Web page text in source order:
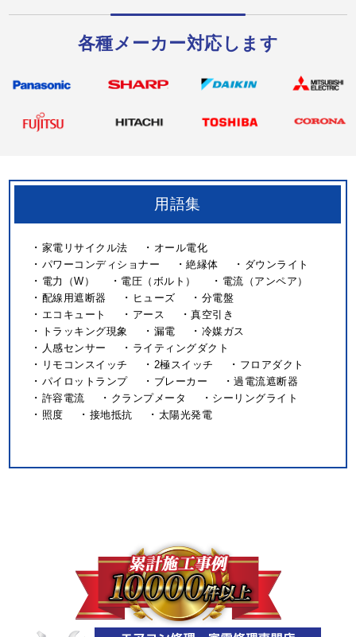
各種メーカー対応します
用語集
家電リサイクル法
オール電化
パワーコンディショナー
絶縁体
ダウンライト
電力（W）
電圧（ボルト）
電流（アンペア）
配線用遮断器
ヒューズ
分電盤
エコキュート
アース
真空引き
トラッキング現象
漏電
冷媒ガス
人感センサー
ライティングダクト
リモコンスイッチ
2極スイッチ
フロアダクト
パイロットランプ
ブレーカー
過電流遮断器
許容電流
クランプメータ
シーリングライト
照度
接地抵抗 太陽光発電